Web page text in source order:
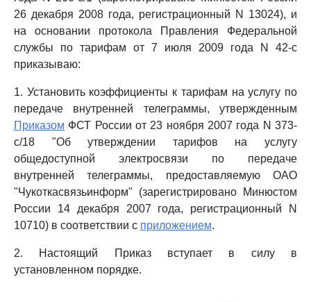
26 декабря 2008 года, регистрационный N 13024), и
на основании протокола Правления Федеральной
службы по тарифам от 7 июля 2009 года N 42-с
приказываю:
1. Установить коэффициенты к тарифам на услугу по
передаче внутренней телеграммы, утвержденным
Приказом ФСТ России от 23 ноября 2007 года N 373-
с/18 "Об утверждении тарифов на услугу
общедоступной электросвязи по передаче
внутренней телеграммы, предоставляемую ОАО
"Чукоткасвязьинформ" (зарегистрировано Минюстом
России 14 декабря 2007 года, регистрационный N
10710) в соответствии с приложением.
2. Настоящий Приказ вступает в силу в
установленном порядке.